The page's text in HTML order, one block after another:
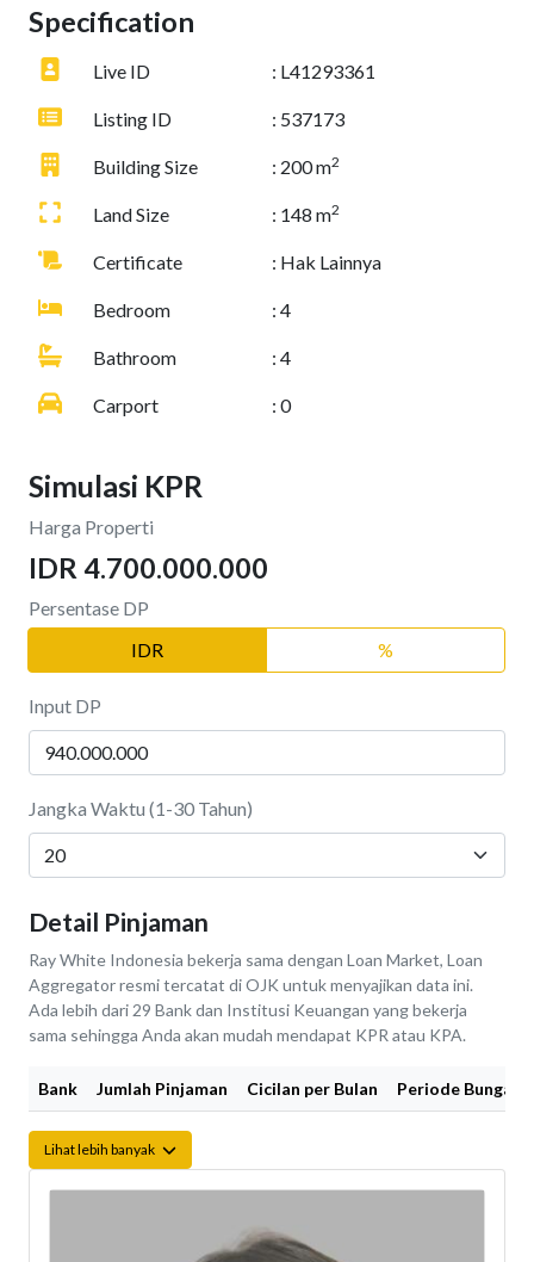
Specification
Live ID : L41293361
Listing ID : 537173
Building Size : 200 m2
Land Size : 148 m2
Certificate : Hak Lainnya
Bedroom : 4
Bathroom : 4
Carport : 0
Simulasi KPR
Harga Properti
IDR 4.700.000.000
Persentase DP
IDR
%
Input DP
Jangka Waktu (1-30 Tahun)
Detail Pinjaman
Ray White Indonesia bekerja sama dengan Loan Market, Loan
Aggregator resmi tercatat di OJK untuk menyajikan data ini.
Ada lebih dari 29 Bank dan Institusi Keuangan yang bekerja
sama sehingga Anda akan mudah mendapat KPR atau KPA.
Bank Jumlah Pinjaman Cicilan per Bulan Periode Bunga
Lihat lebih banyak